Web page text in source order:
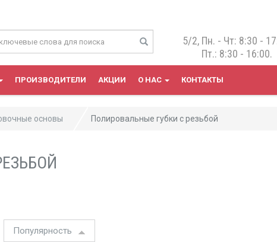
5/2, Пн. - Чт: 8:30 -
Пт.: 8:30 - 16:00.
ПРОИЗВОДИТЕЛИ АКЦИИ О НАС КОНТАКТЫ
основы Полировальные губки с резьбой
Популярность